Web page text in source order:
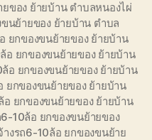
ของ ย้ายบ้าน ตำบลหนองไผ่
นย้ายของ ย้ายบ้าน ตำบล
ยกของขนย้ายของ ย้ายบ้าน
อ ยกของขนย้ายของ ย้ายบ้าน
อ ยกของขนย้ายของ ย้ายบ้าน
ยกของขนย้ายของ ย้ายบ้าน
อ ยกของขนย้ายของ ย้ายบ้าน
6-10ล้อ ยกของขนย้ายของ
างรถ6-10ล้อ ยกของขนย้าย